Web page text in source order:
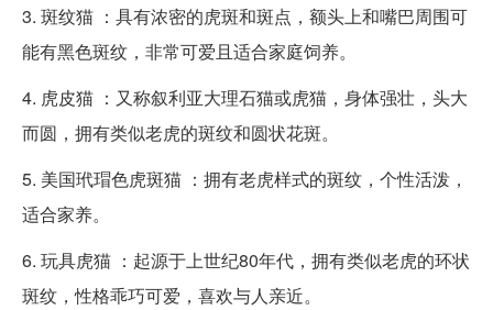
3. 斑纹猫 ：具有浓密的虎斑和斑点，额头上和嘴巴周围可
能有黑色斑纹，非常可爱且适合家庭饲养。
4. 虎皮猫 ：又称叙利亚大理石猫或虎猫，身体强壮，头大
而圆，拥有类似老虎的斑纹和圆状花斑。
5. 美国玳瑁色虎斑猫 ：拥有老虎样式的斑纹，个性活泼，
适合家养。
6. 玩具虎猫 ：起源于上世纪80年代，拥有类似老虎的环状
斑纹，性格乖巧可爱，喜欢与人亲近。